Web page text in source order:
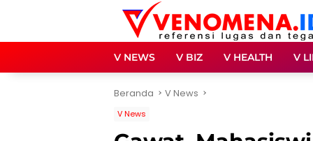
V NEWS V BIZ V HEALTH V
Beranda V News
V News